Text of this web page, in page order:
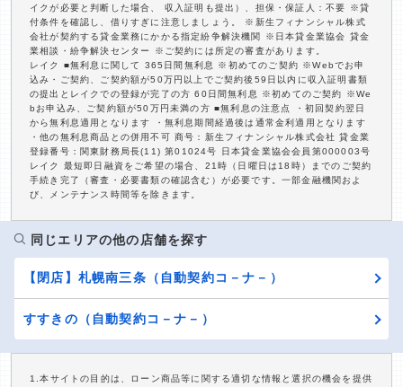
イクが必要と判断した場合、 収入証明も提出）、担保・保証人：不要 ※貸
付条件を確認し、借りすぎに注意しましょう。 ※新生フィナンシャル株式
会社が契約する貸金業務にかかる指定紛争解決機関 ※日本貸金業協会 貸金
業相談・紛争解決センター ※ご契約には所定の審査があります。
レイク ■無利息に関して 365日間無利息 ※初めてのご契約 ※Webでお申
込み・ご契約、ご契約額が50万円以上でご契約後59日以内に収入証明書類
の提出とレイクでの登録が完了の方 60日間無利息 ※初めてのご契約 ※We
bお申込み、ご契約額が50万円未満の方 ■無利息の注意点 ・初回契約翌日
から無利息適用となります ・無利息期間経過後は通常金利適用となります
・他の無利息商品との併用不可 商号：新生フィナンシャル株式会社 貸金業
登録番号：関東財務局長(11) 第01024号 日本貸金業協会会員第000003号
レイク 最短即日融資をご希望の場合、21時（日曜日は18時）までのご契約
手続き完了（審査・必要書類の確認含む）が必要です。一部金融機関およ
び、メンテナンス時間等を除きます。
同じエリアの他の店舗を探す
【閉店】札幌南三条（自動契約コ－ナ－）
すすきの（自動契約コ－ナ－）
1.本サイトの目的は、ローン商品等に関する適切な情報と選択の機会を提供